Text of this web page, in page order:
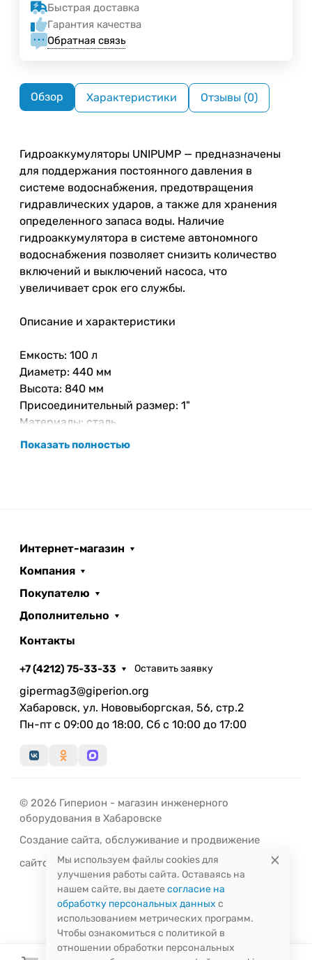
Быстрая доставка
Гарантия качества
Обратная связь
Обзор Характеристики Отзывы (0)
Гидроаккумуляторы UNIPUMP — предназначены
для поддержания постоянного давления в
системе водоснабжения, предотвращения
гидравлических ударов, а также для хранения
определенного запаса воды. Наличие
гидроаккумулятора в системе автономного
водоснабжения позволяет снизить количество
включений и выключений насоса, что
увеличивает срок его службы.
Описание и характеристики
Емкость: 100 л
Диаметр: 440 мм
Высота: 840 мм
Присоединительный размер: 1"
Материалы: сталь
Мембрана: EPDM
Показать полностью
Интернет-магазин
Компания
Покупателю
Дополнительно
Контакты
+7 (4212) 75-33-33 Оставить заявку
gipermag3@giperion.org
Хабаровск, ул. Нововыборгская, 56, стр.2
Пн-пт с 09:00 до 18:00, Сб с 10:00 до 17:00
© 2026 Гиперион - магазин инженерного
оборудования в Хабаровске
Создание сайта, обслуживание и продвижение
сайтов
-РЭДЛАЙН
Мы используем файлы cookies для
улучшения работы сайта. Оставаясь на
нашем сайте, вы даете согласие на
обработку персональных данных с
использованием метрических программ.
Чтобы ознакомиться с политикой в
отношении обработки персональных